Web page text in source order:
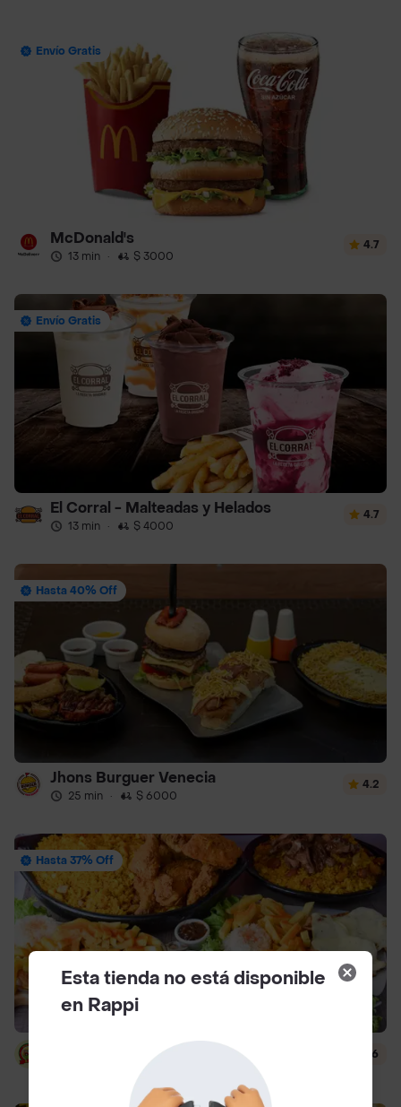
Envío Gratis
McDonald's
13 min · $ 3000
4.7
Envío Gratis
El Corral - Malteadas y Helados
13 min · $ 4000
4.7
Hasta 40% Off
Jhons Burguer Venecia
25 min · $ 6000
4.2
Hasta 37% Off
$ 6000
3.6
Esta tienda no está disponible
en Rappi